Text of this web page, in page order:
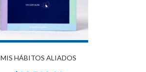
MIS HÁBITOS ALIADOS